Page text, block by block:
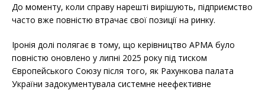
До моменту, коли справу нарешті вирішують, підприємство
часто вже повністю втрачає свої позиції на ринку.
Іронія долі полягає в тому, що керівництво АРМА було
повністю оновлено у липні 2025 року під тиском
Європейського Союзу після того, як Рахункова палата
України задокументувала системне неефективне